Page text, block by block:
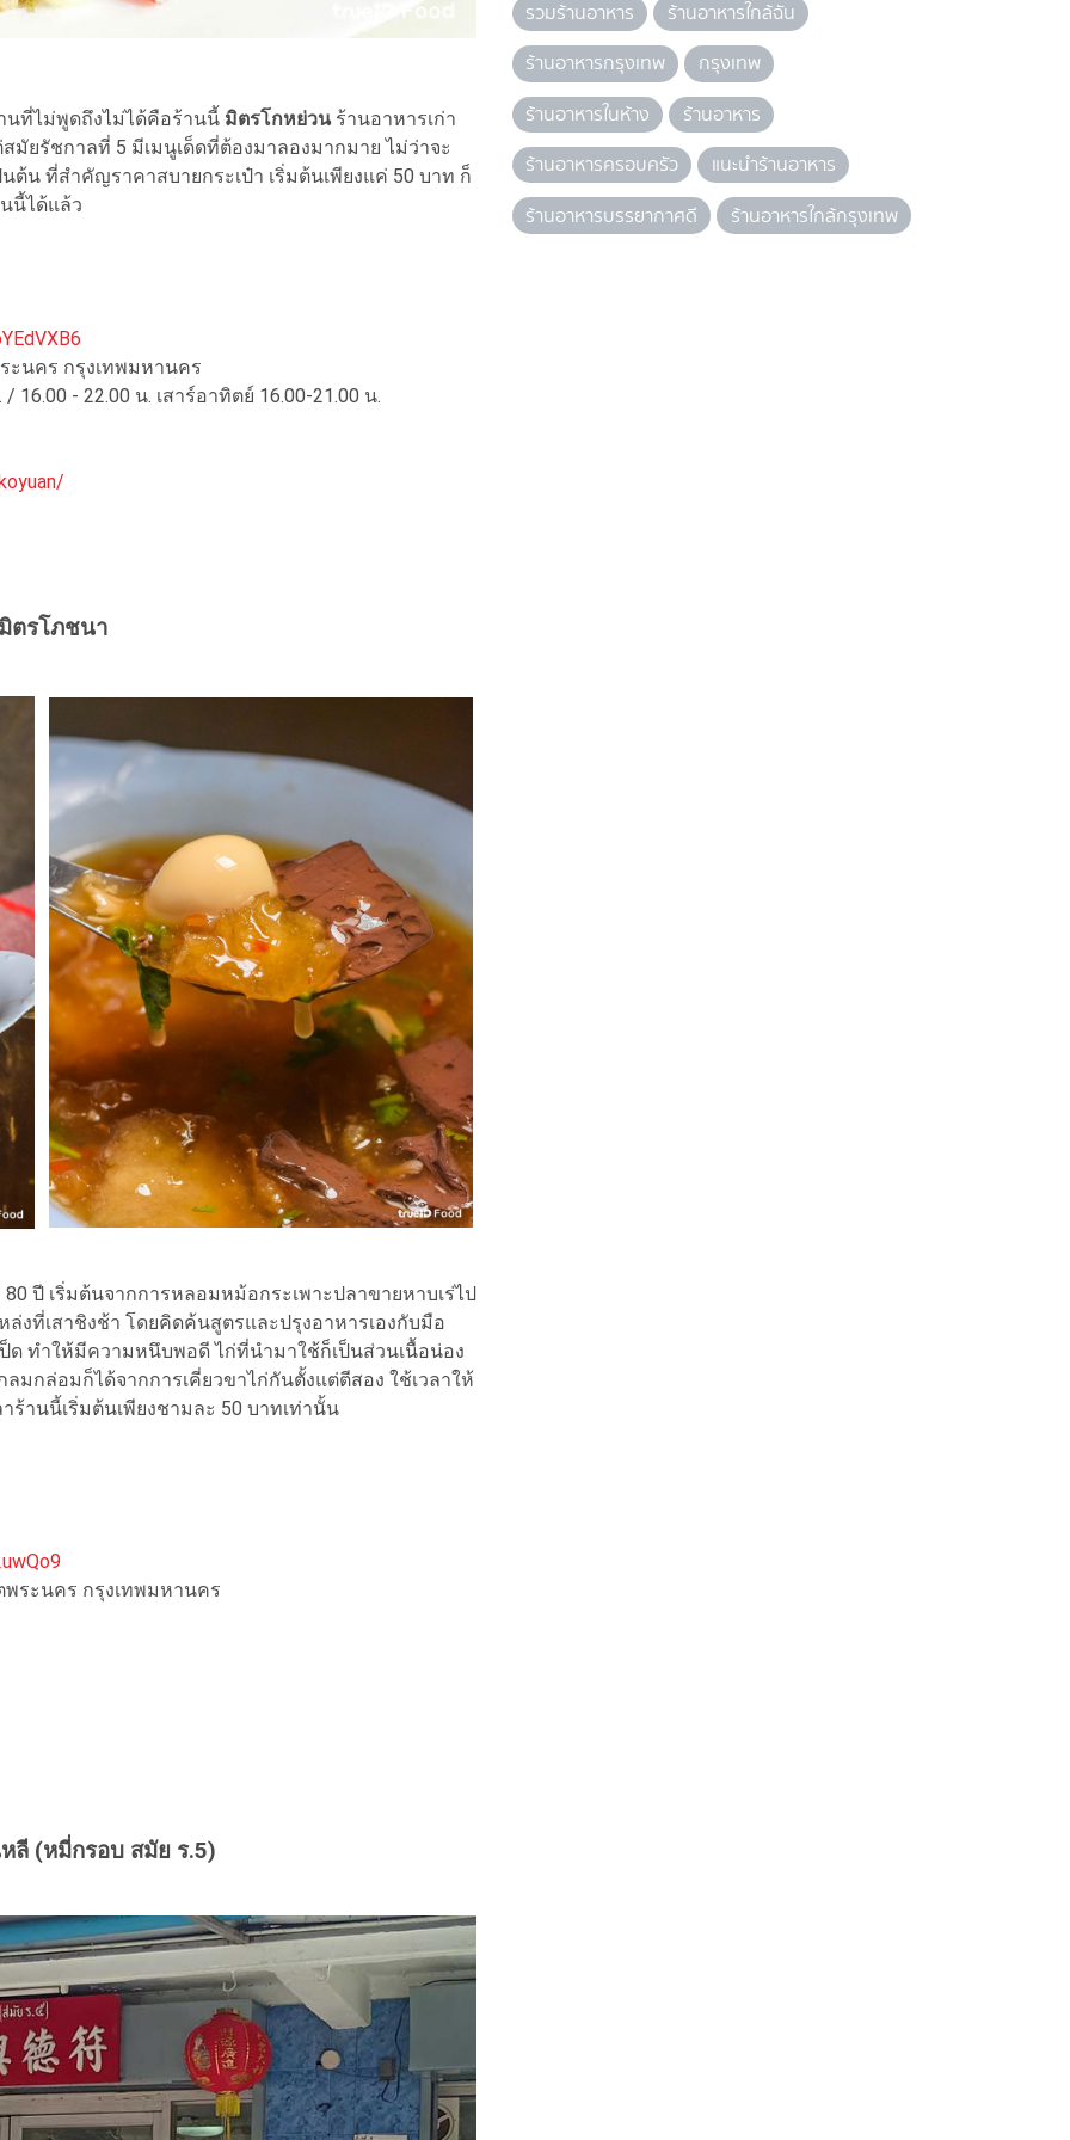
ที่ไม่พูดถึงไม่ได้คือร้านนี้ มิตรโกหย่วนร้านอาหารเก่า
มัยรัชกาลที่ 5 มีเมนูเด็ดที่ต้องมาลองมากมาย ไม่ว่าจะ
ต้น ที่สำคัญราคาสบายกระเป๋า เริ่มต้นเพียงแค่ 50 บาท ก็
นี้ได้แล้ว
ะนคร กรุงเทพมหานคร
16.00 - 22.00 น. เสาร์อาทิตย์ 16.00-21.00 น.
ตรโภชนา
ปี เริ่มต้นจากการหลอมหม้อกระเพาะปลาขายหาบเร่ไป
งที่เสาชิงช้า โดยคิดค้นสูตรและปรุงอาหารเองกับมือ
ด ทำให้มีความหนึบพอดี ไก่ที่นำมาใช้ก็เป็นส่วนเนื้อน่อง
กล่อมก็ได้จากการเคี่ยวขาไก่กันตั้งแต่ตีสอง ใช้เวลาให้
ร้านนี้เริ่มต้นเพียงชามละ 50 บาทเท่านั้น
ระนคร กรุงเทพมหานคร
ลี (หมี่กรอบ สมัย ร.5)
รวมร้านอาหาร
ร้านอาหารใกล้ฉัน
ร้านอาหารกรุงเทพ
กรุงเทพ
ร้านอาหารในห้าง
ร้านอาหาร
ร้านอาหารครอบครัว
แนะนำร้านอาหาร
ร้านอาหารบรรยากาศดี
ร้านอาหารใกล้กรุงเทพ